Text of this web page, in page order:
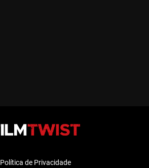
Política de Privacidade